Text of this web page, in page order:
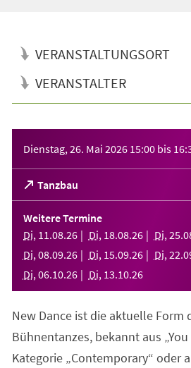
VERANSTALTUNGSORT
VERANSTALTER
Dienstag, 26. Mai 2026 15:00 bis
Tanzbau
(Öffnet
in
einem
neuen
Tab)
Weitere Termine
Di, 11 .08.26 Di, 18.08.26 Di, 25.
Di, 08.09.26 Di, 15.09.26 Di, 22.
Di, 06.10.26 Di, 13.10.26
New Dance ist die aktuelle Form
Bühnentanzes, bekannt aus
Kategorie „Contemporary“ oder